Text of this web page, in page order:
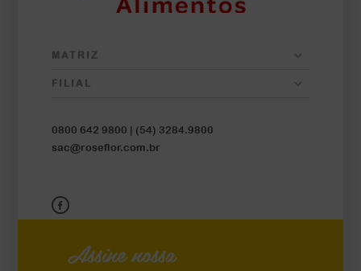
MATRIZ
FILIAL
0800 642 9800 | (54) 3284.9800
sac@roseflor.com.br
Assine nossa